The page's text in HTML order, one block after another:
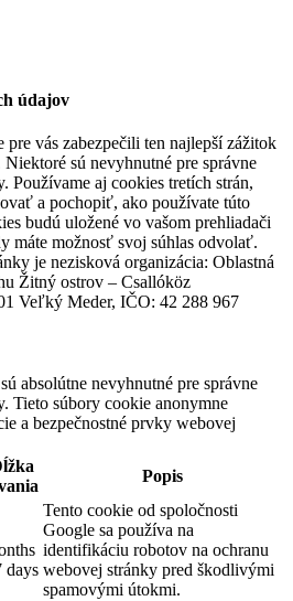
údajov
pre vás zabezpečili ten najlepší zážitok
sú nevyhnutné pre správne
Používame aj cookies tretích strán,
a pochopiť, ako používate túto
budú uložené vo vašom prehliadači
máte možnosť svoj súhlas odvolať.
je nezisková organizácia: Oblastná
Žitný ostrov – Csallóköz
Veľký Meder, IČO: 42 288 967
absolútne nevyhnutné pre správne
Tieto súbory cookie anonymne
a bezpečnostné prvky webovej
Popis
days
Tento cookie od spoločnosti
Google sa používa na
identifikáciu robotov na ochranu
webovej stránky pred škodlivými
spamovými útokmi.